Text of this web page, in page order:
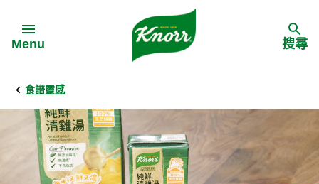
Menu
Back
食譜靈感
料理食材
Back
家樂牌產品
家樂牌純鮮雞粉
Back
主頁
搜尋
食譜靈感